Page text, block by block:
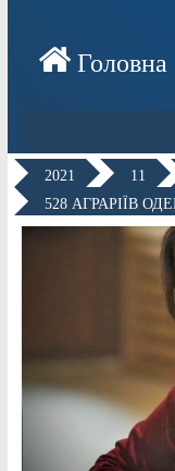
2021 11
528 АГРАРІЇВ